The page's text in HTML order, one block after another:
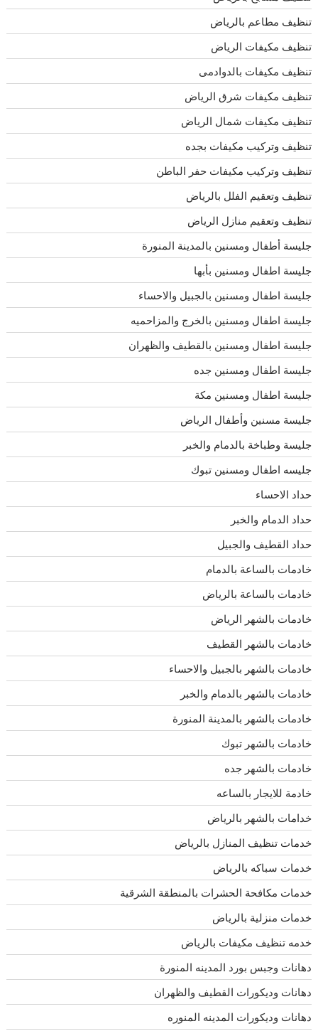
تنظيف مطاعم بالرياض
تنظيف مكيفات الرياض
تنظيف مكيفات بالدوادمى
تنظيف مكيفات شرق الرياض
تنظيف مكيفات شمال الرياض
تنظيف وتركيب مكيفات بجده
تنظيف وتركيب مكيفات حفر الباطن
تنظيف وتعقيم الفلل بالرياض
تنظيف وتعقيم منازل الرياض
جليسة أطفال ومسنين بالمدينة المنورة
جليسة اطفال ومسنين بأبها
جليسة اطفال ومسنين بالجبيل والاحساء
جليسة اطفال ومسنين بالخرج والمزاحميه
جليسة اطفال ومسنين بالقطيف والظهران
جليسة اطفال ومسنين جده
جليسة اطفال ومسنين مكة
جليسة مسنين وأطفال الرياض
جليسة وطباخة بالدمام والخبر
جليسه اطفال ومسنين تبوك
حداد الاحساء
حداد الدمام والخبر
حداد القطيف والجبيل
خادمات بالساعة بالدمام
خادمات بالساعة بالرياض
خادمات بالشهر الرياض
خادمات بالشهر القطيف
خادمات بالشهر بالجبيل والاحساء
خادمات بالشهر بالدمام والخبر
خادمات بالشهر بالمدينة المنورة
خادمات بالشهر تبوك
خادمات بالشهر جده
خادمة للايجار بالساعه
خدامات بالشهر بالرياض
خدمات تنظيف المنازل بالرياض
خدمات سباكه بالرياض
خدمات مكافحة الحشرات بالمنطقة الشرقية
خدمات منزلية بالرياض
خدمه تنظيف مكيفات بالرياض
دهانات وجبس بورد المدينه المنورة
دهانات وديكورات القطيف والظهران
دهانات وديكورات المدينه المنوره